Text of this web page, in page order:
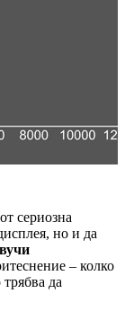
сериозна
но и да
– колко
трябва да